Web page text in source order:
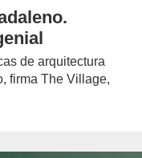
de arquitectura
firma The Village,